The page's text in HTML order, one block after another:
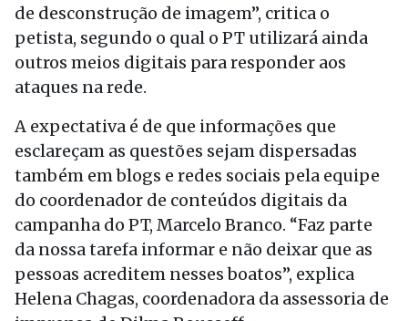
de desconstrução de imagem”, critica o
petista, segundo o qual o PT utilizará ainda
outros meios digitais para responder aos
ataques na rede.
A expectativa é de que informações que
esclareçam as questões sejam dispersadas
também em blogs e redes sociais pela equipe
do coordenador de conteúdos digitais da
campanha do PT, Marcelo Branco. “Faz parte
da nossa tarefa informar e não deixar que as
pessoas acreditem nesses boatos”, explica
Helena Chagas, coordenadora da assessoria de